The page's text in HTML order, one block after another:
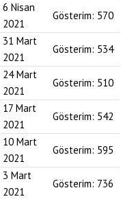
6 Nisan
2021
Gösterim: 570
31 Mart
2021
Gösterim: 534
24 Mart
2021
Gösterim: 510
17 Mart
2021
Gösterim: 542
10 Mart
2021
Gösterim: 595
3 Mart
2021
Gösterim: 736